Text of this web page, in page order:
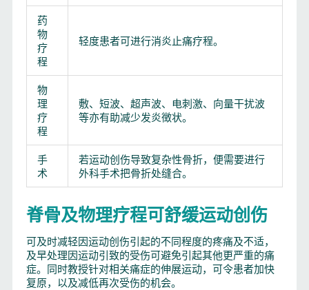
药
物
疗
程
轻度患者可进行消炎止痛疗程。
物
理
疗
程
敷、短波、超声波、电刺激、向量干扰波
等亦有助减少发炎徴状。
手
术
若运动创伤导致复杂性骨折，便需要进行
外科手术把骨折处缝合。
脊骨及物理疗程可舒缓运动创伤
可及时减轻因运动创伤引起的不同程度的疼痛及不适，
及早处理因运动引致的受伤可避免引起其他更严重的痛
症。同时教授针对相关痛症的伸展运动，可令患者加快
复原，以及减低再次受伤的机会。